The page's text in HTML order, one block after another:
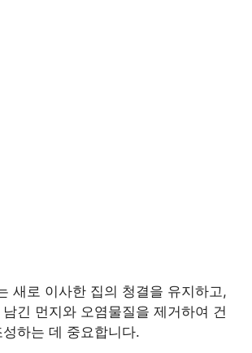
새로 이사한 집의 청결을 유지하고,
긴 먼지와 오염물질을 제거하여 건
하는 데 중요합니다.